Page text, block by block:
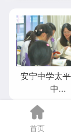
安宁中学太
中...
首页